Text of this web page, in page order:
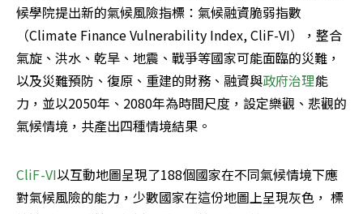
候學院提出新的氣候風險指標：氣候融資脆弱指數
（Climate Finance Vulnerability Index, CliF-VI），整合
氣旋、洪水、乾旱、地震、戰爭等國家可能面臨的災難，
以及災難預防、復原、重建的財務、融資與政府治理能
力，並以2050年、2080年為時間尺度，設定樂觀、悲觀的
氣候情境，共產出四種情境結果。
CliF-VI以互動地圖呈現了188個國家在不同氣候情境下應
對氣候風險的能力，少數國家在這份地圖上呈現灰色， 標